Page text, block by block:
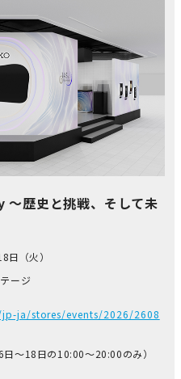
歴史と挑戦、そして未
（火）
ージ
ja/stores/events/2026/2608
～18日の1​0:00～2​0:00のみ）